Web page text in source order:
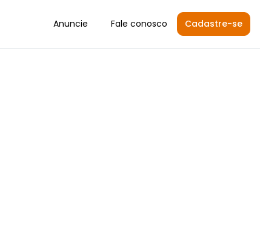
Anuncie Fale conosco Cadastre-se